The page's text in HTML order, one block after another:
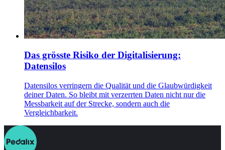
Das grösste Risiko der Digitalisierung:
Datensilos
Datensilos verringern die Qualität und die Glaubwürdigkeit
deiner Daten. So bleibt mit verzerrten Daten nicht nur die
Messbarkeit auf der Strecke, sondern auch die
Vergleichbarkeit.